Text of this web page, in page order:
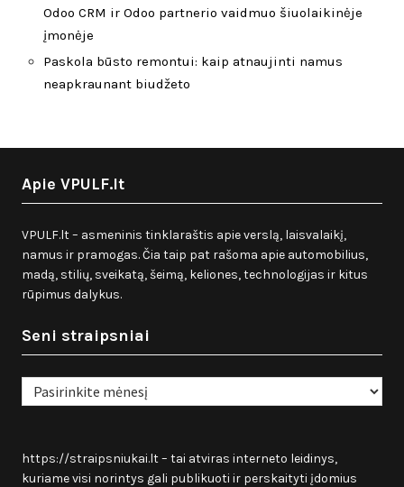
Odoo CRM ir Odoo partnerio vaidmuo šiuolaikinėje
įmonėje
Paskola būsto remontui: kaip atnaujinti namus
neapkraunant biudžeto
Apie VPULF.lt
VPULF.lt – asmeninis tinklaraštis apie verslą, laisvalaikį,
namus ir pramogas. Čia taip pat rašoma apie automobilius,
madą, stilių, sveikatą, šeimą, keliones, technologijas ir kitus
rūpimus dalykus.
Seni straipsniai
Seni
straipsniai
https://straipsniukai.lt– tai atviras interneto leidinys,
kuriame visi norintys gali publikuoti ir perskaityti įdomius